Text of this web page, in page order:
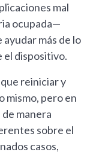
mal
ocupada—
más de lo
el dispositivo.
reiniciar y
mismo, pero en
manera
sobre el
casos,